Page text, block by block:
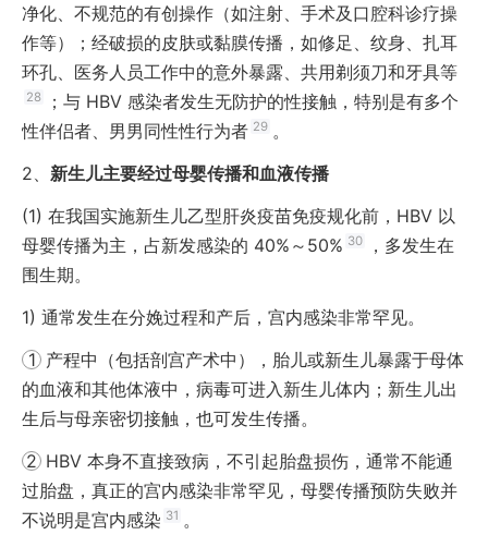
净化、不规范的有创操作（如注射、手术及口腔科诊疗操
作等）；经破损的皮肤或黏膜传播，如修足、纹身、扎耳
环孔、医务人员工作中的意外暴露、共用剃须刀和牙具等
28
；与 HBV 感染者发生无防护的性接触，特别是有多个
性伴侣者、男男同性性行为者 29 。
2、 新生儿主要经过母婴传播和血液传播
(1) 在我国实施新生儿乙型肝炎疫苗免疫规化前，HBV 以
母婴传播为主，占新发感染的 40%～50% 30
，多发生在
围生期。
1) 通常发生在分娩过程和产后，宫内感染非常罕见。
1 产程中（包括剖宫产术中），胎儿或新生儿暴露于母体
的血液和其他体液中，病毒可进入新生儿体内；新生儿出
生后与母亲密切接触，也可发生传播。
2 HBV 本身不直接致病，不引起胎盘损伤，通常不能通
过胎盘，真正的宫内感染非常罕见，母婴传播预防失败并
不说明是宫内感染 31 。